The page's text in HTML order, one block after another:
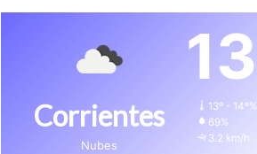
Corrientes
Nubes
13
13º - 14º%
69%
3.2 km/h